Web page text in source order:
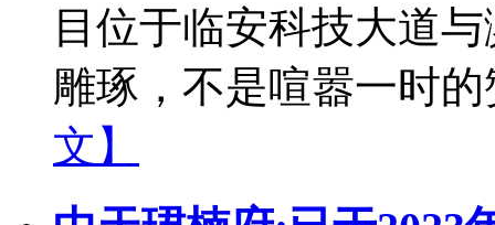
目位于临安科技大道
雕琢，不是喧嚣一时
文】